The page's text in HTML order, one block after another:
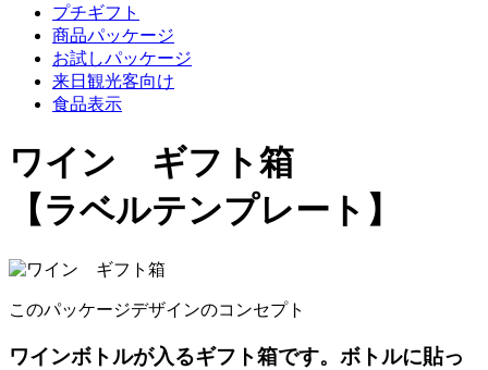
プチギフト
商品パッケージ
お試しパッケージ
来日観光客向け
食品表示
ワイン ギフト箱
【ラベルテンプレート】
このパッケージデザインのコンセプト
ワインボトルが入るギフト箱です。ボトルに貼っ